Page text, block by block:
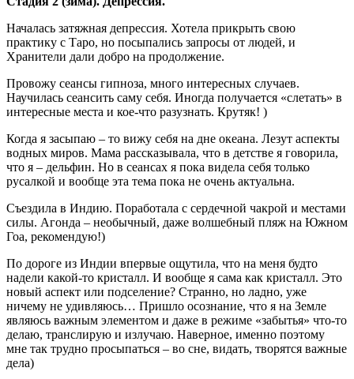
Началась затяжная депрессия. Хотела прикрыть свою
практику с Таро, но посыпались запросы от людей, и
Хранители дали добро на продолжение.
Провожу сеансы гипноза, много интересных случаев.
Научилась сеансить саму себя. Иногда получается «слетать» в
интересные места и кое-что разузнать. Крутяк! )
Когда я засыпаю – то вижу себя на дне океана. Лезут аспекты
водных миров. Мама рассказывала, что в детстве я говорила,
что я – дельфин. Но в сеансах я пока видела себя только
русалкой и вообще эта тема пока не очень актуальна.
Съездила в Индию. Поработала с сердечной чакрой и местами
силы. Агонда – необычный, даже волшебный пляж на Южном
Гоа, рекомендую!)
По дороге из Индии впервые ощутила, что на меня будто
надели какой-то кристалл. И вообще я сама как кристалл. Это
новый аспект или подселение? Странно, но ладно, уже
ничему не удивляюсь… Пришло осознание, что я на Земле
являюсь важным элементом и даже в режиме «забытья» что-то
делаю, транслирую и излучаю. Наверное, именно поэтому
мне так трудно просыпаться – во сне, видать, творятся важные
дела)